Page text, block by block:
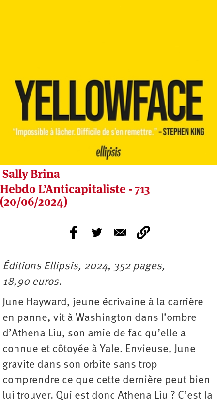
Sally Brina
Hebdo L’Anticapitaliste - 713
(20/06/2024)
Éditions Ellipsis, 2024, 352 pages,
18,90 euros.
June Hayward, jeune écrivaine à la carrière
en panne, vit à Washington dans l’ombre
d’Athena Liu, son amie de fac qu’elle a
connue et côtoyée à Yale. Envieuse, June
gravite dans son orbite sans trop
comprendre ce que cette dernière peut bien
lui trouver. Qui est donc Athena Liu ? C’est la